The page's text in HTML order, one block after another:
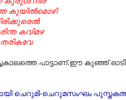
കുയിൽമൊഴി
കവിമഴ
പാട്ടാണ്.ഈ കുഞ്ഞ് ഓടി
ചെറുമി-ചെറുമസംഘം